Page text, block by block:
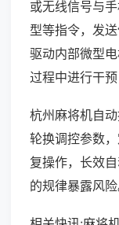
或无线信号与
型等指令，发
驱动内部微型
过程中进行干预
杭州麻将机自
轮换调控参数
复操作，长效
的规律暴露风险